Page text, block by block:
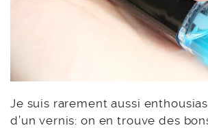
Je suis rarement aussi
d’un vernis: on en trouve des